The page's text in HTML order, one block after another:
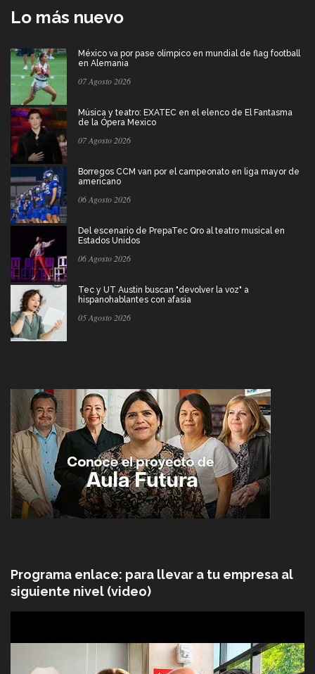
Lo más nuevo
México va por pase olímpico en mundial de flag football
en Alemania
07 Agosto 2026
Música y teatro: EXATEC en el elenco de El Fantasma
de la Ópera Mexico
07 Agosto 2026
Borregos CCM van por el campeonato en liga mayor de
americano
06 Agosto 2026
Del escenario de PrepaTec Qro al teatro musical en
Estados Unidos
06 Agosto 2026
Tec y UT Austin buscan "devolver la voz" a
hispanohablantes con afasia
05 Agosto 2026
Programa enlace: para llevar a tu empresa al
siguiente nivel (video)